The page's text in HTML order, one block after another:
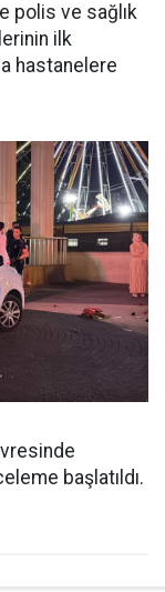
polis ve sağlık
ilk
hastanelere
başlatıldı.